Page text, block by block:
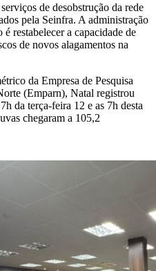
de desobstrução da rede
pela Seinfra. A administração
restabelecer a capacidade de
de novos alagamentos na
da Empresa de Pesquisa
(Emparn), Natal registrou
da terça-feira 12 e as 7h desta
chegaram a 105,2